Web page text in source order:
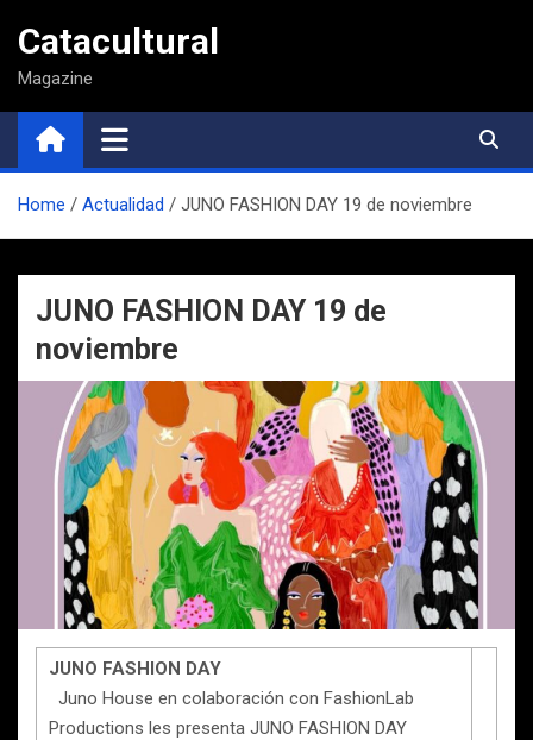
contenido
Catacultural
Magazine
Home Actualidad JUNO FASHION DAY 19 de noviembre
JUNO FASHION DAY 19 de
noviembre
JUNO FASHION DAY
Juno House en colaboración con FashionLab
Productions les presenta JUNO FASHION DAY